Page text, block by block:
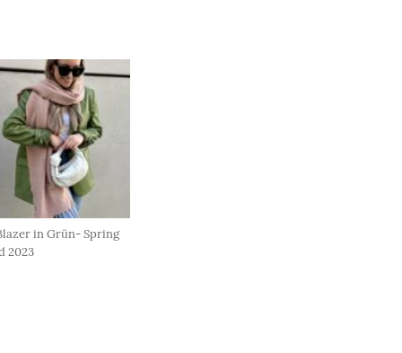
in Grün- Spring
2023